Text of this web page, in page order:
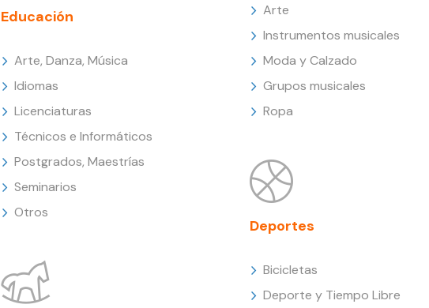
Educación
Arte, Danza, Música
Idiomas
Licenciaturas
Técnicos e Informáticos
Postgrados, Maestrías
Seminarios
Otros
Arte
Instrumentos musicales
Moda y Calzado
Grupos musicales
Ropa
Deportes
Bicicletas
Deporte y Tiempo Libre